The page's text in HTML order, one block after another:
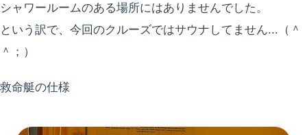
シャワールームのある場所にはありませんでした。
という訳で、今回のクルーズではサウナしてません...（＾
＾；）
救命艇の仕様